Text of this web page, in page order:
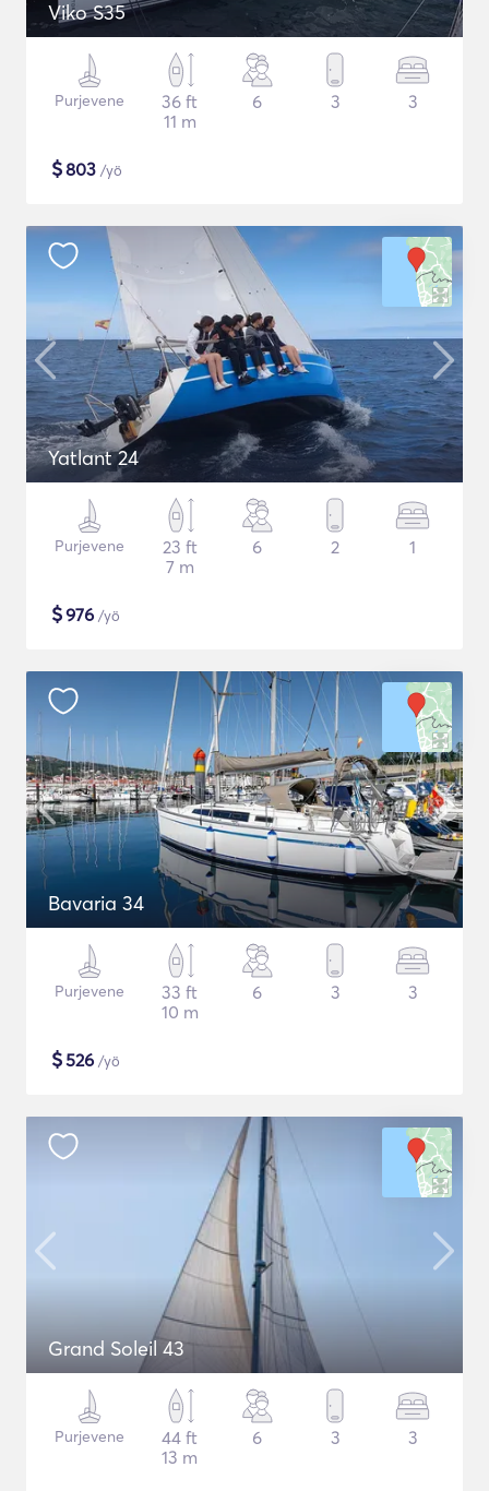
Viko S35
Purjevene
36 ft
11 m
6 3 3
$803 /yö
Yatlant 24
Purjevene
23 ft
7 m
6 2 1
$976 /yö
Bavaria 34
Purjevene
33 ft
10 m
6 3 3
$526 /yö
Grand Soleil 43
Purjevene
44 ft
13 m
6 3 3